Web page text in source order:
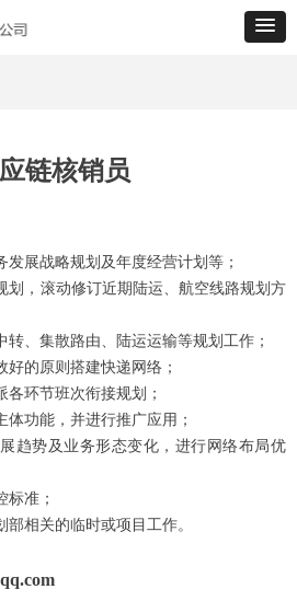
链核销员
展战略规划及年度经营计划等；
划，滚动修订近期陆运、航空线路规划方
、集散路由、陆运运输等规划工作；
的原则搭建快递网络；
环节班次衔接规划；
功能，并进行推广应用；
趋势及业务形态变化，进行网络布局优
标准；
相关的临时或项目工作。